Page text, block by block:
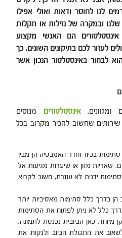
לנו לחוסר ודאות ואולי אפילו
ובמקרה של נזילות או תקלות
הם האנשי מקצוע
לעזור לכם בתיקונים השונים. כך
לבחור באינסטלטור הנכון אשר
ומגוונים.אינסטלטורים מנוסים
שירותים שחשוב להכיר מקרוב בכל
בכיור וחדר האמבטיה הן מבין
שאריות מזון או שיערות מגיעות אל
ידנית לא עוזרת, חשוב לקרוא
הן בדרך כלל סתימות מאסיביות יותר
כלל לא ניתן לפתוח את הסתימות
מיוחד. כאן הביובית נכנסת לתמונה.
את התכולת הביוב ולנקות את